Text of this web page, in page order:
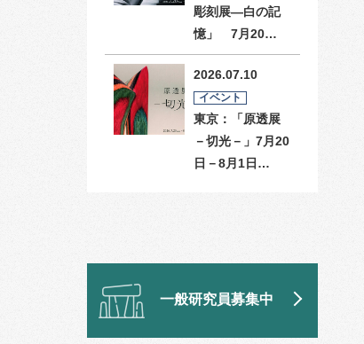
彫刻展―白の記
憶」 7月20…
2026.07.10
イベント
東京：「原透展
－切光－」7月20
日－8月1日…
一般研究員募集中